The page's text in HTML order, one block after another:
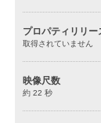
プロパティリリー
取得されていません
映像尺数
約 22 秒